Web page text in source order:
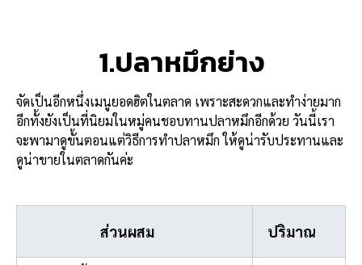
1.ปลาหมึกย่าง
จัดเป็นอีกหนึ่งเมนูยอดฮิตในตลาด เพราะสะดวกและทำง่ายมาก
อีกทั้งยังเป็นที่นิยมในหมู่คนชอบทานปลาหมึกอีกด้วย วันนี้เรา
จะพามาดูขั้นตอนแต่วิธีการทำปลาหมึก ให้ดูน่ารับประทานและ
ดูน่าขายในตลาดกันค่ะ
ส่วนผสม ปริมาณ